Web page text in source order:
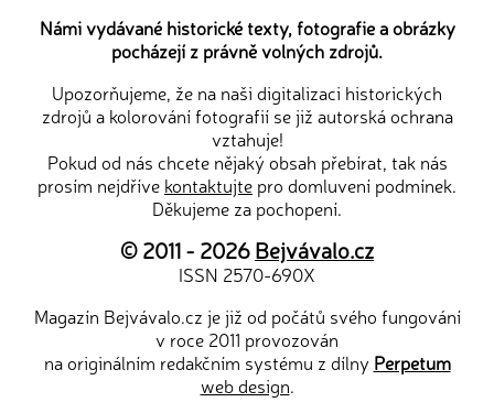
Námi vydávané historické texty, fotografie a obrázky
pocházejí z právně volných zdrojů.
Upozorňujeme, že na naši digitalizaci historických
zdrojů a kolorování fotografií se již autorská ochrana
vztahuje!
Pokud od nás chcete nějaký obsah přebírat, tak nás
prosím nejdříve kontaktujte pro domluvení podmínek.
Děkujeme za pochopení.
© 2011 - 2026Bejvávalo.cz
ISSN 2570-690X
Magazín Bejvávalo.cz je již od počátů svého fungování
v roce 2011 provozován
na originálním redakčním systému z dílny Perpetum
web design.